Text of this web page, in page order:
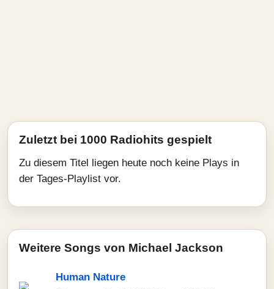
Zuletzt bei 1000 Radiohits gespielt
Zu diesem Titel liegen heute noch keine Plays in
der Tages-Playlist vor.
Weitere Songs von Michael Jackson
Human Nature